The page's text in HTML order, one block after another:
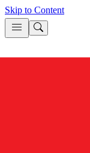
Skip to Content